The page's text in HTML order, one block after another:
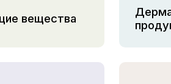
вещества